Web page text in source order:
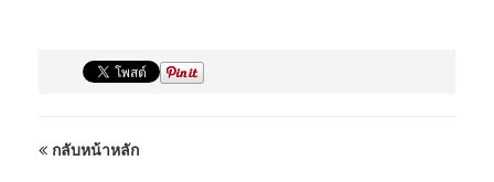
กลับหน้าหลัก